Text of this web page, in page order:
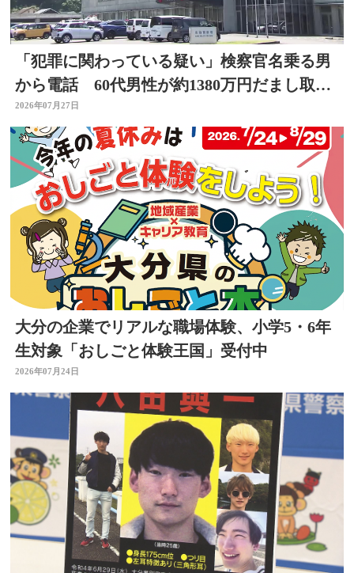
「犯罪に関わっている疑い」検察官名乗る男
から電話 60代男性が約1380万円だまし取ら
れる 大分
2026年07月27日
大分の企業でリアルな職場体験、小学5・6年
生対象「おしごと体験王国」受付中
2026年07月24日